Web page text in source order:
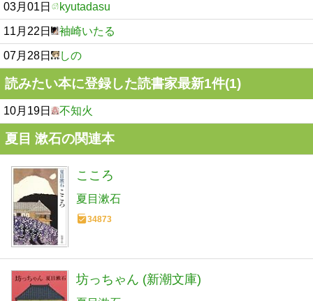
03月01日 kyutadasu
11月22日 袖崎いたる
07月28日 しの
読みたい本に登録した読書家最新1件(1)
10月19日 不知火
夏目 漱石の関連本
こころ
夏目漱石
34873
坊っちゃん (新潮文庫)